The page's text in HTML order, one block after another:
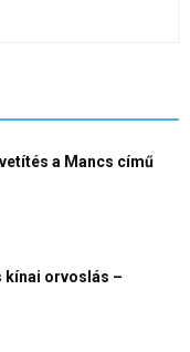
a Mancs című
kínai orvoslás –